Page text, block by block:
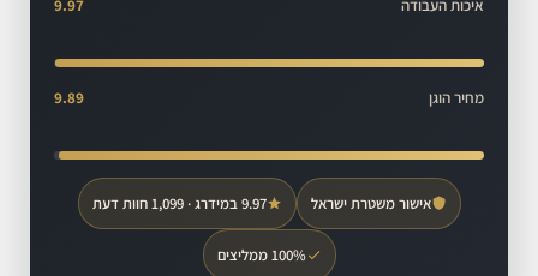
איכות העבודה 9.97
מחיר הוגן 9.89
אישור משטרת ישראל 9.97 במידרג · 1,099 חוות דעת
100% ממליצים